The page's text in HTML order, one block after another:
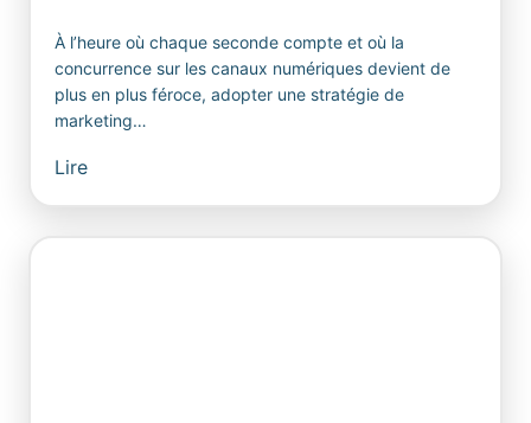
À l’heure où chaque seconde compte et où la
concurrence sur les canaux numériques devient de
plus en plus féroce, adopter une stratégie de
marketing…
Lire